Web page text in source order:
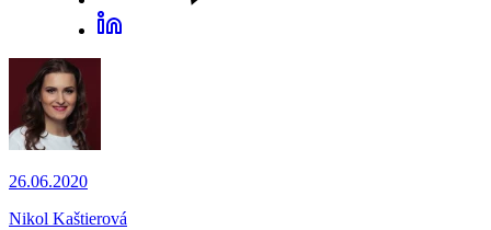
26.06.2020
Nikol Kaštierová